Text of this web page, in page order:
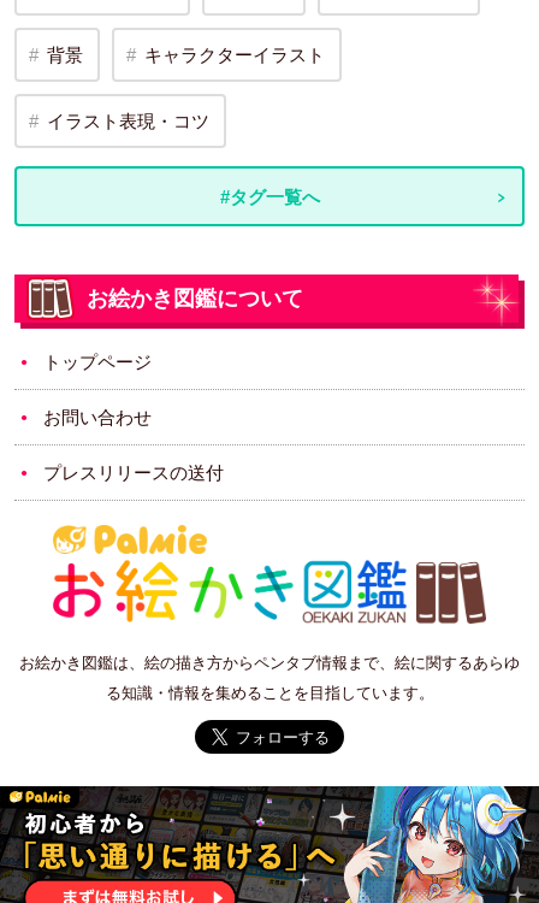
背景 キャラクターイラスト
イラスト表現・コツ
#タグ一覧へ
お絵かき図鑑について
トップページ
お問い合わせ
プレスリリースの送付
お絵かき図鑑は、絵の描き方からペンタブ情報まで、絵に関するあらゆ
る知識・情報を集めることを目指しています。